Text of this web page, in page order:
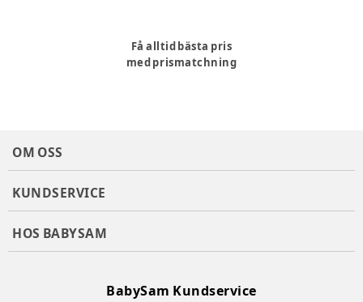
Få alltid bästa pris
med prismatchning
OM OSS
KUNDSERVICE
HOS BABYSAM
BabySam Kundservice